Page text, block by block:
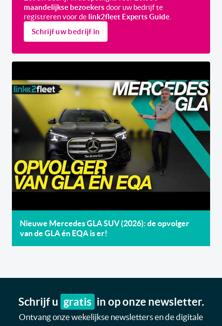
maandelijkse bezoekers door uw bedrijf te
registreren voor de link2fleet Experts Guide.
Schrijf uw bedrijf in
Nieuwe Mercedes GLA SUV (2026): de opvolger
van de GLA én EQA is er!
Schrijf u gratis in op onze newsletter.
Ontvang onze wekelijkse newsletters en de digitale